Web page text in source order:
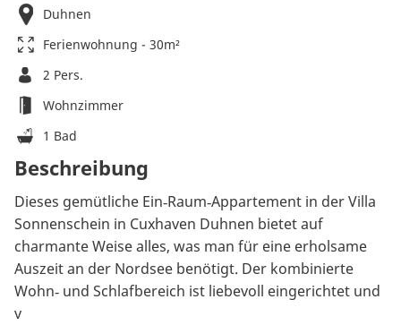
Duhnen
Ferienwohnung - 30m²
2 Pers.
Wohnzimmer
1 Bad
Beschreibung
Dieses gemütliche Ein‑Raum‑Appartement in der Villa
Sonnenschein in Cuxhaven Duhnen bietet auf
charmante Weise alles, was man für eine erholsame
Auszeit an der Nordsee benötigt. Der kombinierte
Wohn‑ und Schlafbereich ist liebevoll eingerichtet und
v